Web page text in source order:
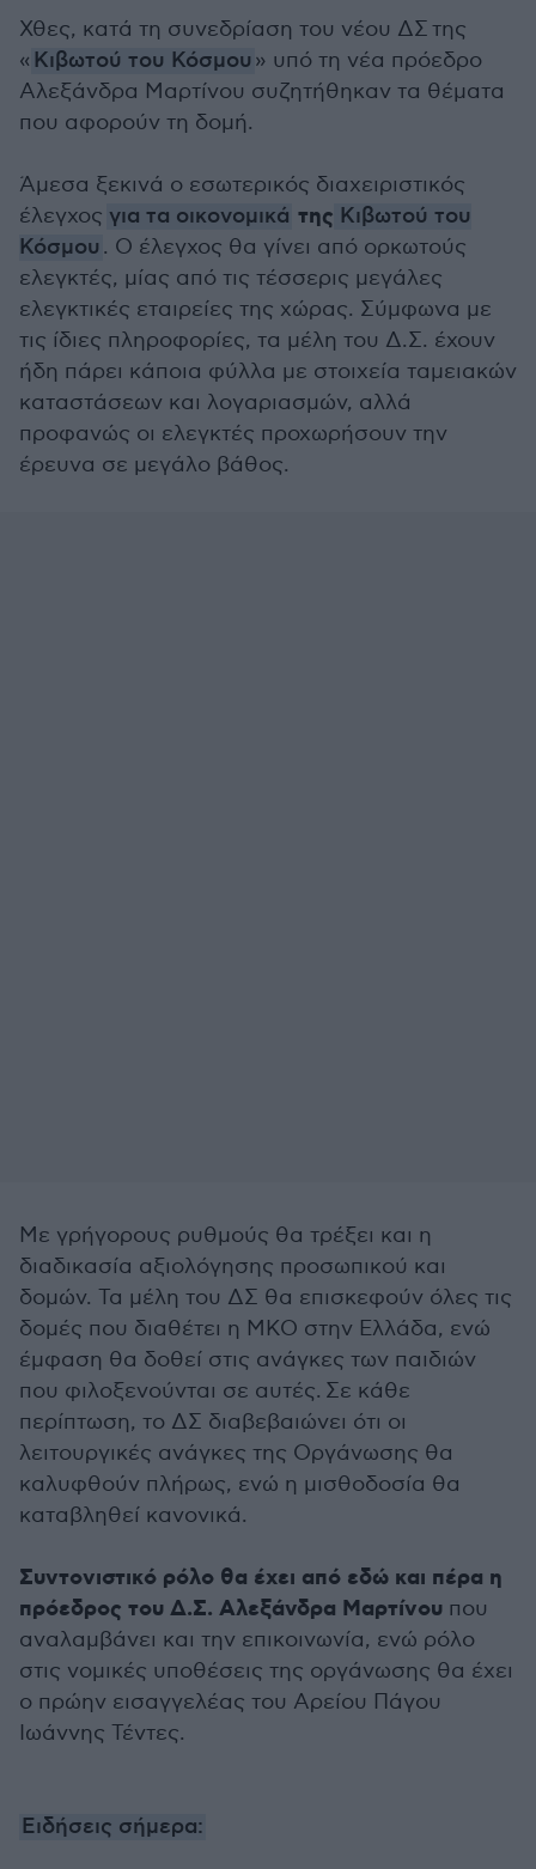
Χθες, κατά τη συνεδρίαση του νέου ΔΣ της
« Κιβωτού του Κόσμου » υπό τη νέα πρόεδρο
Αλεξάνδρα Μαρτίνου συζητήθηκαν τα θέματα
που αφορούν τη δομή.
Άμεσα ξεκινά ο εσωτερικός διαχειριστικός
έλεγχος για τα οικονομικά της Κιβωτού του
Κόσμου . Ο έλεγχος θα γίνει από ορκωτούς
ελεγκτές, μίας από τις τέσσερις μεγάλες
ελεγκτικές εταιρείες της χώρας. Σύμφωνα με
τις ίδιες πληροφορίες, τα μέλη του Δ.Σ. έχουν
ήδη πάρει κάποια φύλλα με στοιχεία ταμειακών
καταστάσεων και λογαριασμών, αλλά
προφανώς οι ελεγκτές προχωρήσουν την
έρευνα σε μεγάλο βάθος.
Με γρήγορους ρυθμούς θα τρέξει και η
διαδικασία αξιολόγησης προσωπικού και
δομών. Τα μέλη του ΔΣ θα επισκεφούν όλες τις
δομές που διαθέτει η ΜΚΟ στην Ελλάδα, ενώ
έμφαση θα δοθεί στις ανάγκες των παιδιών
που φιλοξενούνται σε αυτές. Σε κάθε
περίπτωση, το ΔΣ διαβεβαιώνει ότι οι
λειτουργικές ανάγκες της Οργάνωσης θα
καλυφθούν πλήρως, ενώ η μισθοδοσία θα
καταβληθεί κανονικά.
Συντονιστικό ρόλο θα έχει από εδώ και πέρα η
πρόεδρος του Δ.Σ. Αλεξάνδρα Μαρτίνου που
αναλαμβάνει και την επικοινωνία, ενώ ρόλο
στις νομικές υποθέσεις της οργάνωσης θα έχει
ο πρώην εισαγγελέας του Αρείου Πάγου
Ιωάννης Τέντες.
Ειδήσεις σήμερα: